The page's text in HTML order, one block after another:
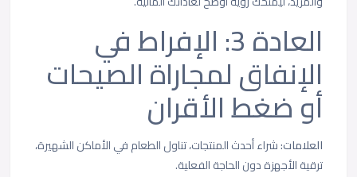
العادة 3: الإفراط في
الإنفاق لمجاراة الصيحات
أو ضغط الأقران
العلامات:شراء أحدث المنتجات، تناول الطعام في الأماكن الشهيرة،
ترقية الأجهزة دون الحاجة الفعلية.